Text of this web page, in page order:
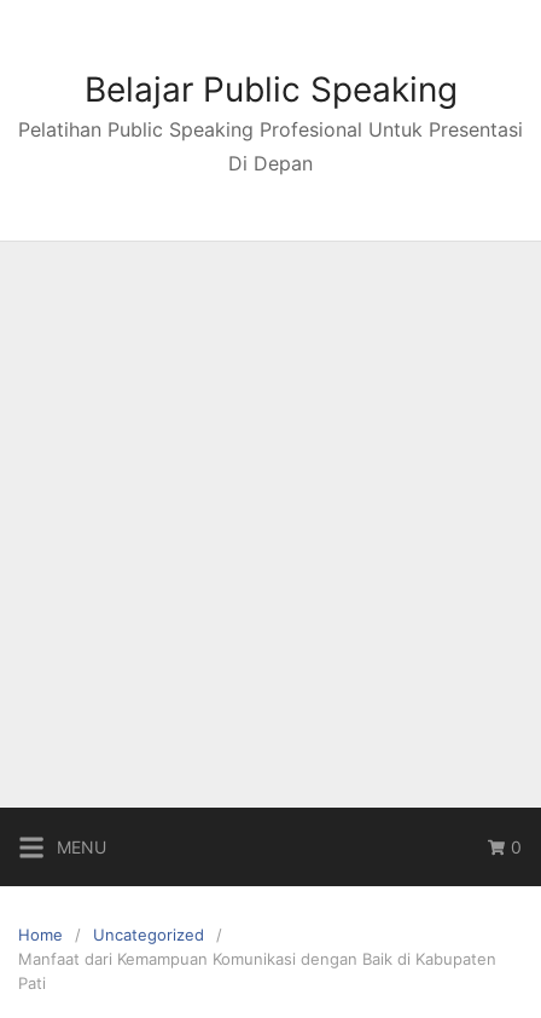
Belajar Public Speaking
Pelatihan Public Speaking Profesional Untuk Presentasi
Di Depan
MENU 0
Home
Uncategorized
Manfaat dari Kemampuan Komunikasi dengan Baik di Kabupaten
Pati